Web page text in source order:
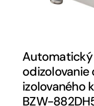
Automatický
izolovaného
BZW-